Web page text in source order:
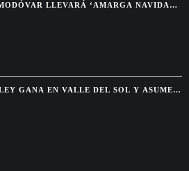
LLEVARÁ ‘AMARGA NAVIDAD’
DE CINE DE NUEVA YORK
GANA EN VALLE DEL SOL Y ASUME
DE LA VUELTA A BURGOS